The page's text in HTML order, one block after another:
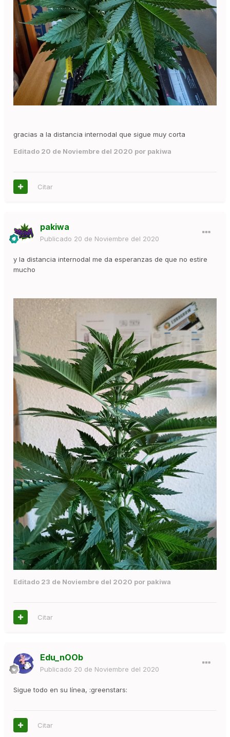
gracias a la distancia internodal que sigue muy corta
Editado 20 de Noviembre del 2020 por pakiwa
Citar
pakiwa
Publicado 20 de Noviembre del 2020
y la distancia internodal me da esperanzas de que no estire
mucho
Editado 23 de Noviembre del 2020 por pakiwa
Citar
Edu_nOOb
Publicado 20 de Noviembre del 2020
Sigue todo en su línea, :greenstars:
Citar